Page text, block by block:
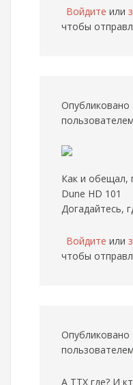
Войдите или
чтобы
Опубликовано
пользователем
Как и обещал,
Dune HD 101
Догадайтесь,
Войдите или
чтобы
Опубликовано
пользователем
А ТТХ где? И